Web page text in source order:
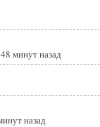
минут назад
назад